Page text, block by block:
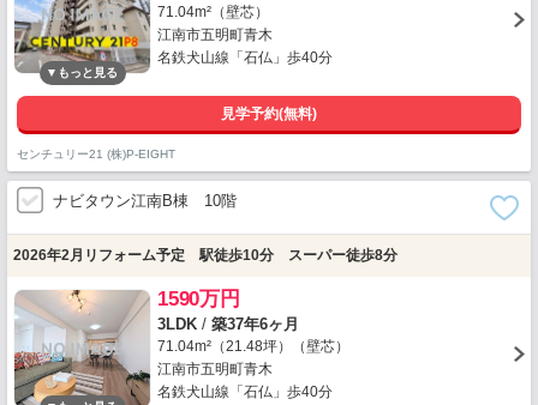
71.04m²（壁芯）
江南市五明町青木
名鉄犬山線「石仏」歩40分
見学予約(無料)
センチュリー21 (株)P-EIGHT
ナビタウン江南B棟 10階
2026年2月リフォーム予定 駅徒歩10分 スーパー徒歩8分
1590万円
3LDK / 築37年6ヶ月
71.04m²（21.48坪）（壁芯）
江南市五明町青木
名鉄犬山線「石仏」歩40分